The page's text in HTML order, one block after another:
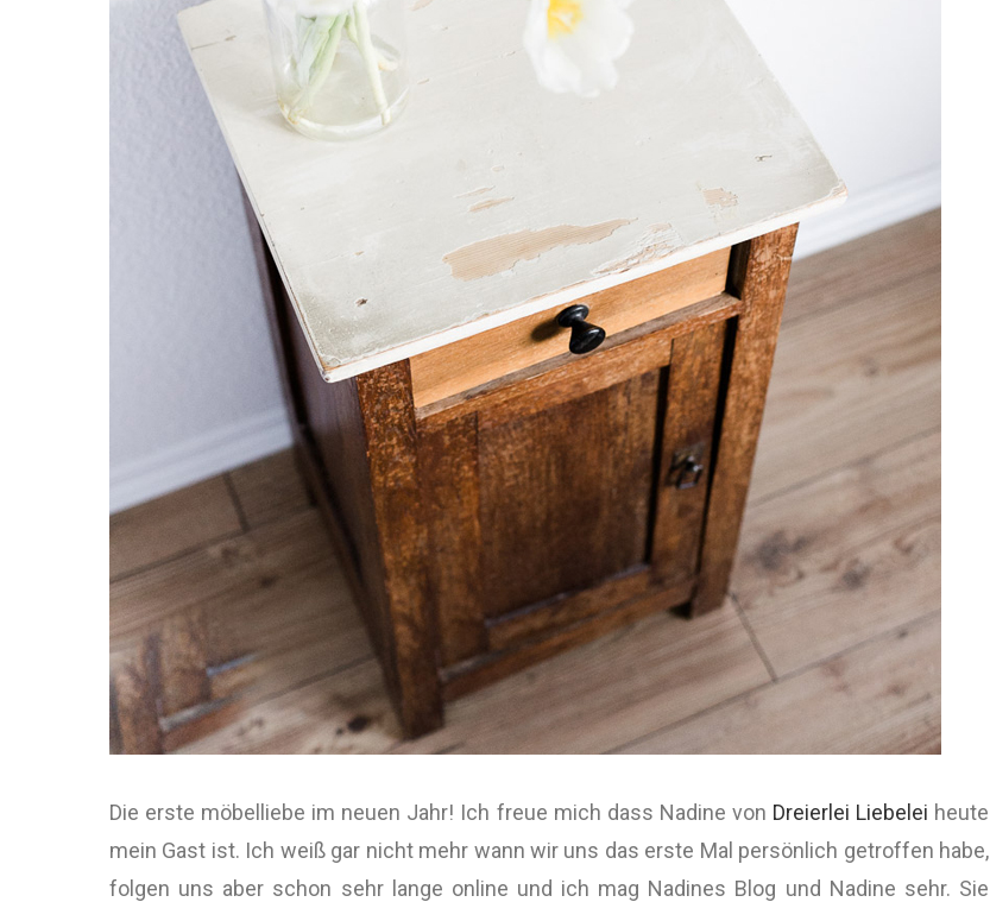
Die erste möbelliebe im neuen Jahr! Ich freue mich dass Nadine von Dreierlei Liebelei heute
mein Gast ist. Ich weiß gar nicht mehr wann wir uns das erste Mal persönlich getroffen habe,
folgen uns aber schon sehr lange online und ich mag Nadines Blog und Nadine sehr. Sie